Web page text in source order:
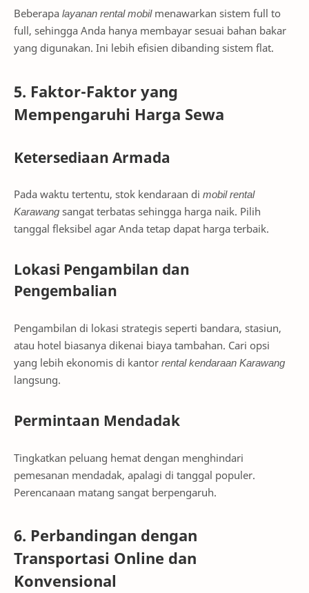
Beberapa layanan rental mobilmenawarkan sistem full to
full, sehingga Anda hanya membayar sesuai bahan bakar
yang digunakan. Ini lebih efisien dibanding sistem flat.
5. Faktor-Faktor yang
Mempengaruhi Harga Sewa
Ketersediaan Armada
Pada waktu tertentu, stok kendaraan di mobil rental
Karawang sangat terbatas sehingga harga naik. Pilih
tanggal fleksibel agar Anda tetap dapat harga terbaik.
Lokasi Pengambilan dan
Pengembalian
Pengambilan di lokasi strategis seperti bandara, stasiun,
atau hotel biasanya dikenai biaya tambahan. Cari opsi
yang lebih ekonomis di kantor rental kendaraan Karawang
langsung.
Permintaan Mendadak
Tingkatkan peluang hemat dengan menghindari
pemesanan mendadak, apalagi di tanggal populer.
Perencanaan matang sangat berpengaruh.
6. Perbandingan dengan
Transportasi Online dan
Konvensional